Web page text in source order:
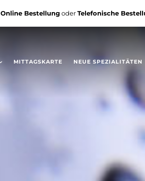
Online BestellungoderTelefonische
MITTAGSKARTE NEUE SPEZIALITÄTEN